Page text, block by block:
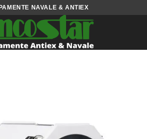
NAVALE & ANTIEX